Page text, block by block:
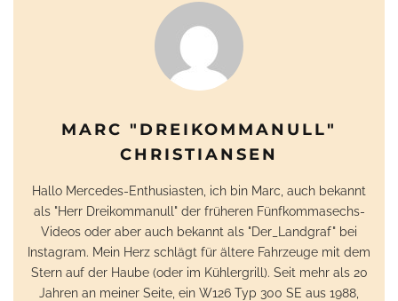
MARC "DREIKOMMANULL"
CHRISTIANSEN
Hallo Mercedes-Enthusiasten, ich bin Marc, auch bekannt
als "Herr Dreikommanull" der früheren Fünfkommasechs-
Videos oder aber auch bekannt als "Der_Landgraf" bei
Instagram. Mein Herz schlägt für ältere Fahrzeuge mit dem
Stern auf der Haube (oder im Kühlergrill). Seit mehr als 20
Jahren an meiner Seite, ein W126 Typ 300 SE aus 1988,